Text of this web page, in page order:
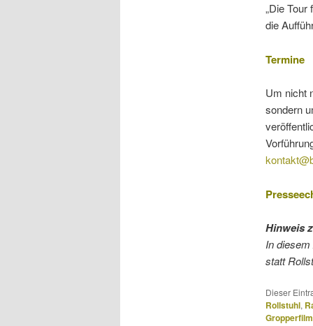
„Die
die
Termine
Um nicht
sondern
Hinweis
In
statt
Dieser
Rollstuhl,
Gropperfilm